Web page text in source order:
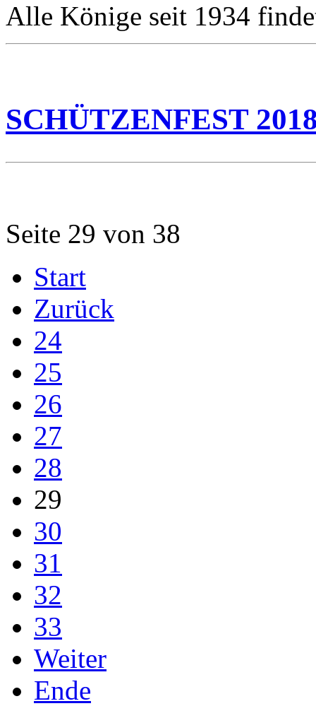
Alle Könige seit 1934
SCHÜTZENFEST
Seite 29 von 38
Start
Zurück
24
25
26
27
28
29
30
31
32
33
Weiter
Ende